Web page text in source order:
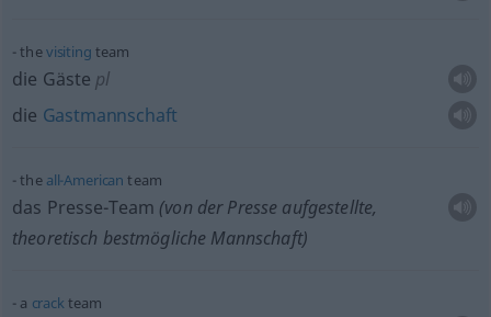
thevisiting team
die Gäste pl
die Gastmannschaft
the all-American team
das Presse-Team (von der Presse aufgestellte,
theoretisch bestmögliche Mannschaft)
a crackteam